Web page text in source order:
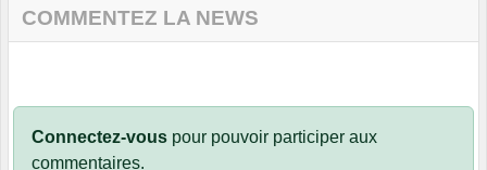
COMMENTEZ LA NEWS
Connectez-vous pour pouvoir participer aux
commentaires.